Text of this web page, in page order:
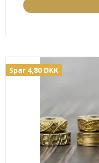
Spar 4,80 DKK